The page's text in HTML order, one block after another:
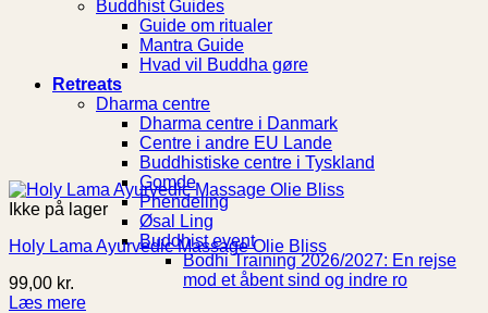
Buddhist Guides
Guide om ritualer
Mantra Guide
Hvad vil Buddha gøre
Retreats
Dharma centre
Dharma centre i Danmark
Centre i andre EU Lande
Buddhistiske centre i Tyskland
Gomde
Phendeling
Øsal Ling
Buddhist event
Bodhi Training 2026/2027: En rejse
mod et åbent sind og indre ro
Ikke på lager
Holy Lama Ayurvedic Massage Olie Bliss
99,00 kr.
Læs mere